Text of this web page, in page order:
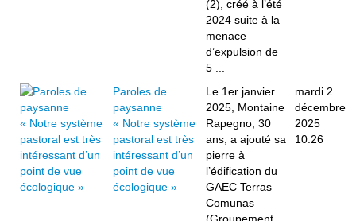
(2), créé à l’été
2024 suite à la
menace
d’expulsion de
5 ...
Paroles de
paysanne
« Notre système
pastoral est très
intéressant d’un
point de vue
écologique »
Le 1er janvier
2025, Montaine
Rapegno, 30
ans, a ajouté sa
pierre à
l’édification du
GAEC Terras
Comunas
mardi 2
décembre
2025
10:26